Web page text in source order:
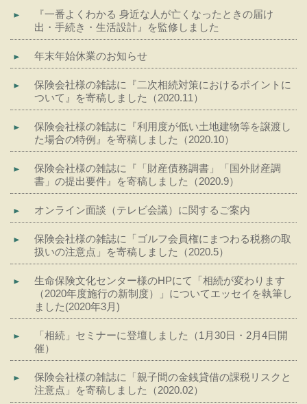
『一番よくわかる 身近な人が亡くなったときの届け
出・手続き・生活設計』を監修しました
年末年始休業のお知らせ
保険会社様の雑誌に『二次相続対策におけるポイントに
ついて』を寄稿しました（2020.11）
保険会社様の雑誌に『利用度が低い土地建物等を譲渡し
た場合の特例』を寄稿しました（2020.10）
保険会社様の雑誌に『「財産債務調書」「国外財産調
書」の提出要件』を寄稿しました（2020.9）
オンライン面談（テレビ会議）に関するご案内
保険会社様の雑誌に「ゴルフ会員権にまつわる税務の取
扱いの注意点」を寄稿しました（2020.5）
生命保険文化センター様のHPにて「相続が変わります
（2020年度施行の新制度）」についてエッセイを執筆し
ました(2020年3月)
「相続」セミナーに登壇しました（1月30日・2月4日開
催）
保険会社様の雑誌に「親子間の金銭貸借の課税リスクと
注意点」を寄稿しました（2020.02）